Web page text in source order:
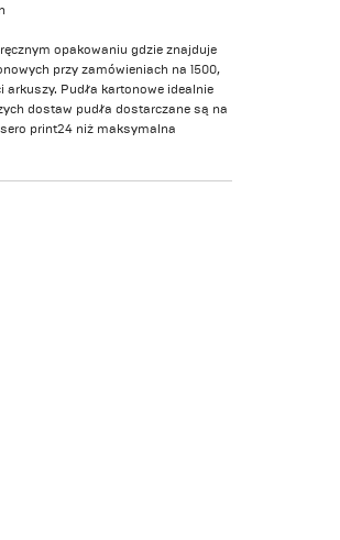
opakowaniu gdzie znajduje
przy zamówieniach na 1500,
Pudła kartonowe idealnie
dostaw pudła dostarczane są na
print24 niż maksymalna